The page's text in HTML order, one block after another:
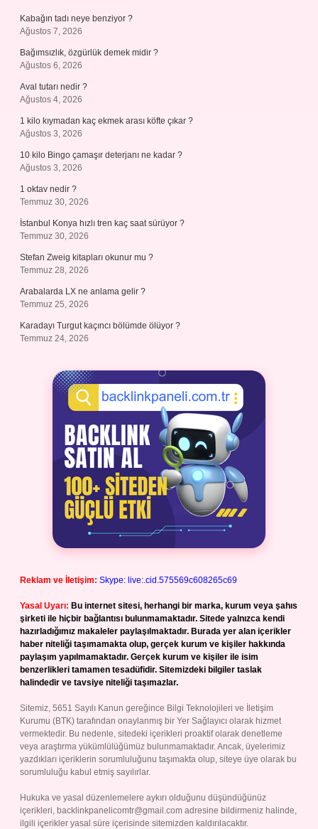
Kabağın tadı neye benziyor ?
Ağustos 7, 2026
Bağımsızlık, özgürlük demek midir ?
Ağustos 6, 2026
Aval tutarı nedir ?
Ağustos 4, 2026
1 kilo kıymadan kaç ekmek arası köfte çıkar ?
Ağustos 3, 2026
10 kilo Bingo çamaşır deterjanı ne kadar ?
Ağustos 3, 2026
1 oktav nedir ?
Temmuz 30, 2026
İstanbul Konya hızlı tren kaç saat sürüyor ?
Temmuz 30, 2026
Stefan Zweig kitapları okunur mu ?
Temmuz 28, 2026
Arabalarda LX ne anlama gelir ?
Temmuz 25, 2026
Karadayı Turgut kaçıncı bölümde ölüyor ?
Temmuz 24, 2026
Reklam ve İletişim: Skype: live:.cid.575569c608265c69
Yasal Uyarı: Bu internet sitesi, herhangi bir marka, kurum veya şahıs
şirketi ile hiçbir bağlantısı bulunmamaktadır. Sitede yalnızca kendi
hazırladığımız makaleler paylaşılmaktadır. Burada yer alan içerikler
haber niteliği taşımamakta olup, gerçek kurum ve kişiler hakkında
paylaşım yapılmamaktadır. Gerçek kurum ve kişiler ile isim
benzerlikleri tamamen tesadüfidir. Sitemizdeki bilgiler taslak
halindedir ve tavsiye niteliği taşımazlar.
Sitemiz, 5651 Sayılı Kanun gereğince Bilgi Teknolojileri ve İletişim
Kurumu (BTK) tarafından onaylanmış bir Yer Sağlayıcı olarak hizmet
vermektedir. Bu nedenle, sitedeki içerikleri proaktif olarak denetleme
veya araştırma yükümlülüğümüz bulunmamaktadır. Ancak, üyelerimiz
yazdıkları içeriklerin sorumluluğunu taşımakta olup, siteye üye olarak bu
sorumluluğu kabul etmiş sayılırlar.
Hukuka ve yasal düzenlemelere aykırı olduğunu düşündüğünüz
içerikleri, backlinkpanelicomtr@gmail.com adresine bildirmeniz halinde,
ilgili içerikler yasal süre içerisinde sitemizden kaldırılacaktır.